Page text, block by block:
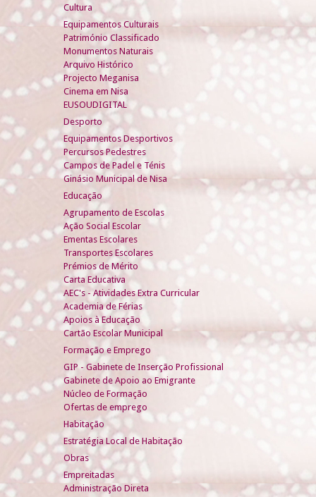
Cultura
Equipamentos Culturais
Património Classificado
Monumentos Naturais
Arquivo Histórico
Projecto Meganisa
Cinema em Nisa
EUSOUDIGITAL
Desporto
Equipamentos Desportivos
Percursos Pedestres
Campos de Padel e Ténis
Ginásio Municipal de Nisa
Educação
Agrupamento de Escolas
Ação Social Escolar
Ementas Escolares
Transportes Escolares
Prémios de Mérito
Carta Educativa
AEC's - Atividades Extra Curricular
Academia de Férias
Apoios à Educação
Cartão Escolar Municipal
Formação e Emprego
GIP - Gabinete de Inserção Profissional
Gabinete de Apoio ao Emigrante
Núcleo de Formação
Ofertas de emprego
Habitação
Estratégia Local de Habitação
Obras
Empreitadas
Administração Direta